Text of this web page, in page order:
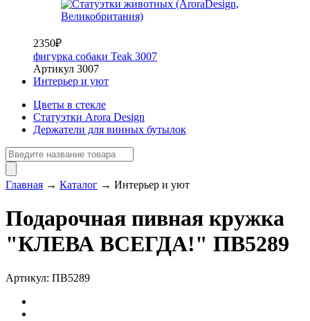
2350₽
фигурка собаки Teak 3007
Артикул 3007
Интерьер и уют
Цветы в стекле
Статуэтки Arora Design
Держатели для винных бутылок
Главная → Каталог → Интерьер и уют
Подарочная пивная кружка
"КЛЕВА ВСЕГДА!" ПВ5289
Артикул: ПВ5289